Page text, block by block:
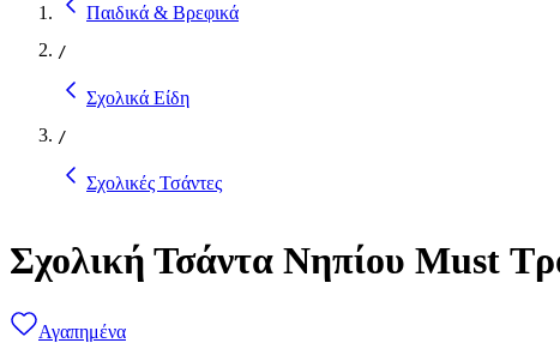
Παιδικά & Βρεφικά
/
Σχολικά Είδη
/
Σχολικές Τσάντες
Σχολική Τσάντα Νηπίου Must
Αγαπημένα